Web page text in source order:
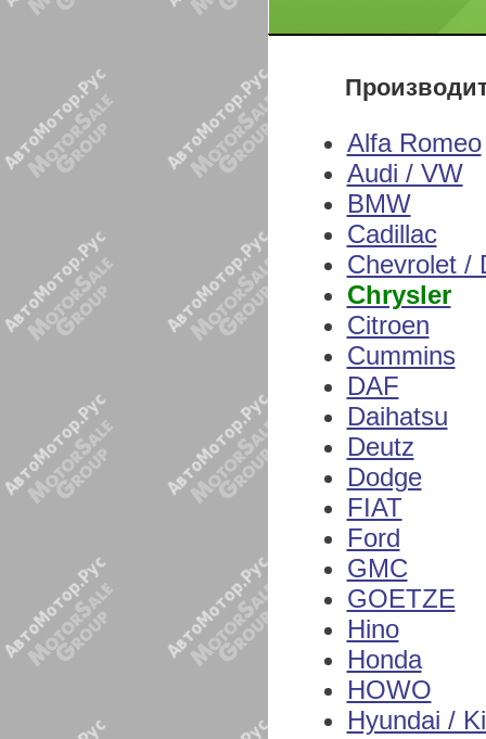
Alfa Romeo
Audi / VW
BMW
Cadillac
Chevrolet /
Chrysler
Citroen
Cummins
DAF
Daihatsu
Deutz
Dodge
FIAT
Ford
GMC
GOETZE
Hino
Honda
HOWO
Hyundai /